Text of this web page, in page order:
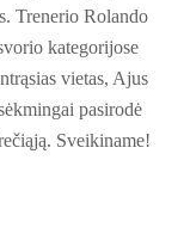
Trenerio Rolando
kategorijose
vietas, Ajus
pasirodė
Sveikiname!